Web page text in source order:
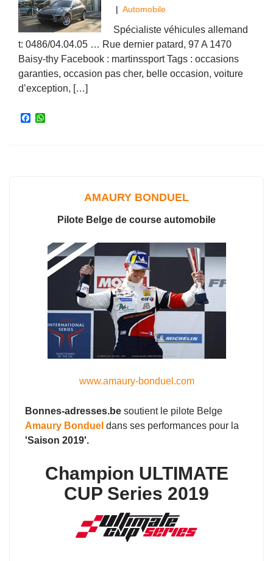
| Automobile
Spécialiste véhicules allemand
t: 0486/04.04.05 … Rue dernier patard, 97 A 1470
Baisy-thy Facebook : martinssport Tags : occasions
garanties, occasion pas cher, belle occasion, voiture
d’exception, […]
F
AMAURY BONDUEL
Pilote Belge de course automobile
www.amaury-bonduel.com
Bonnes-adresses.be soutient le pilote Belge
Amaury Bonduel dans ses performances pour la
'Saison 2019'.
Champion ULTIMATE
CUP Series 2019